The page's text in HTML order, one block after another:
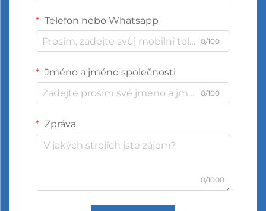
Telefon nebo Whatsapp
0/100
Jméno a jméno společnosti
0/100
Zpráva
0/1000